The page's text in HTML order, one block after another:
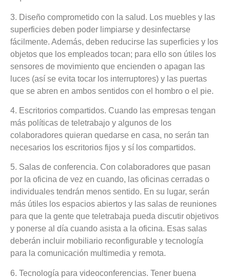
3. Diseño comprometido con la salud. Los muebles y las
superficies deben poder limpiarse y desinfectarse
fácilmente. Además, deben reducirse las superficies y los
objetos que los empleados tocan; para ello son útiles los
sensores de movimiento que encienden o apagan las
luces (así se evita tocar los interruptores) y las puertas
que se abren en ambos sentidos con el hombro o el pie.
4. Escritorios compartidos. Cuando las empresas tengan
más políticas de teletrabajo y algunos de los
colaboradores quieran quedarse en casa, no serán tan
necesarios los escritorios fijos y sí los compartidos.
5. Salas de conferencia. Con colaboradores que pasan
por la oficina de vez en cuando, las oficinas cerradas o
individuales tendrán menos sentido. En su lugar, serán
más útiles los espacios abiertos y las salas de reuniones
para que la gente que teletrabaja pueda discutir objetivos
y ponerse al día cuando asista a la oficina. Esas salas
deberán incluir mobiliario reconfigurable y tecnología
para la comunicación multimedia y remota.
6. Tecnología para videoconferencias. Tener buena